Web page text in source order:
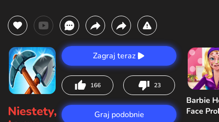
Zagraj teraz
166 23
Niestety,
Graj podobnie
Barbie
Face